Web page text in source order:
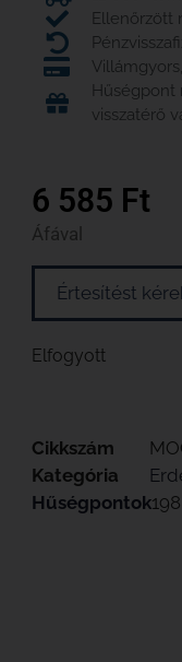
Ellenőrzött
Hűségpont
visszatérő
6 585 Ft
Áfával
Értesítést
Elfogyott
Cikkszám
Kategória
Hűségpontok198